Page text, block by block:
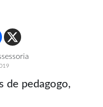
de pedagogo,